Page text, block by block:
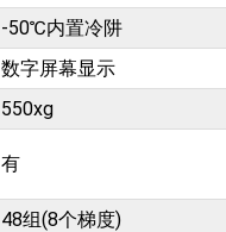
-50℃内置冷阱
数字屏幕显示
550xg
有
48组(8个梯度)